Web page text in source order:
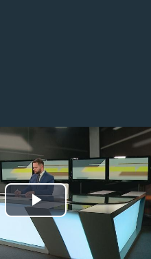
Odtwórz
wideo